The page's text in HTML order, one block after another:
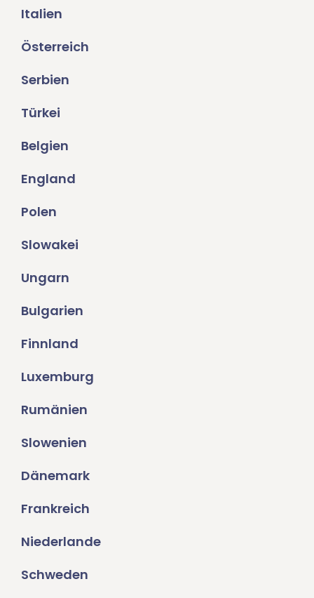
Italien
Österreich
Serbien
Türkei
Belgien
England
Polen
Slowakei
Ungarn
Bulgarien
Finnland
Luxemburg
Rumänien
Slowenien
Dänemark
Frankreich
Niederlande
Schweden